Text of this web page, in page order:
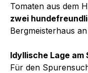
Tomaten aus dem
zwei
Bergmeisterhaus
Idyllische Lage am
Für den